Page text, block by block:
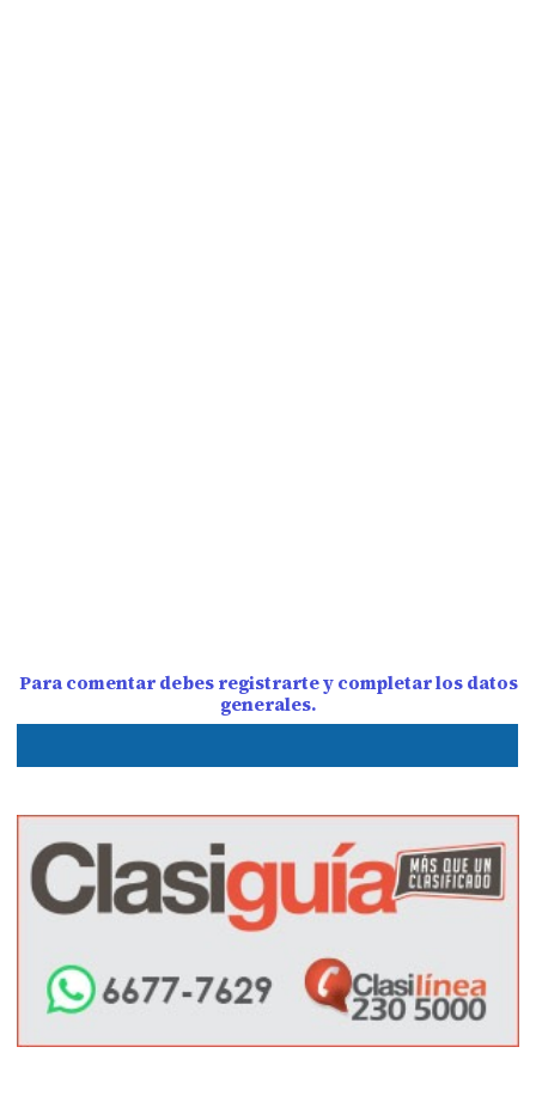
Para comentar debes registrarte y completar los datos
generales.